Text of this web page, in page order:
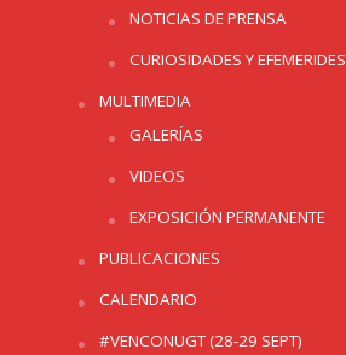
NOTICIAS DE PRENSA
CURIOSIDADES Y EFEMERIDES
MULTIMEDIA
GALERÍAS
VIDEOS
EXPOSICIÓN PERMANENTE
PUBLICACIONES
CALENDARIO
#VENCONUGT (28-29 SEPT)